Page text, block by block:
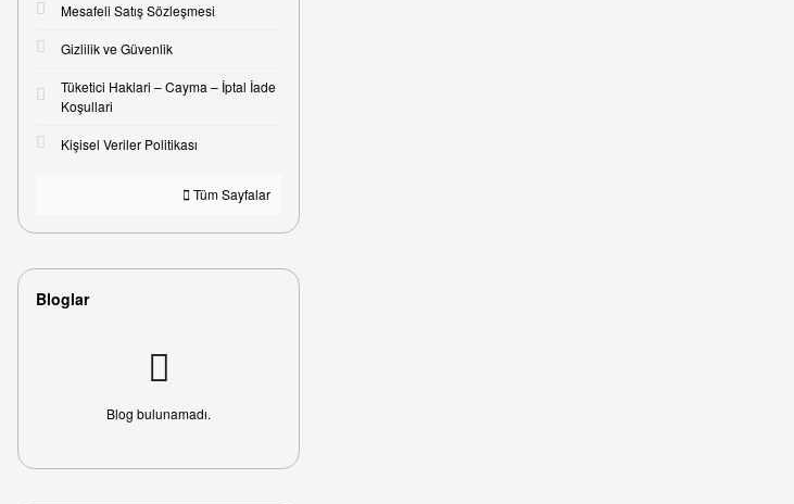
Mesafeli Satış Sözleşmesi
Gizlilik ve Güvenlik
Tüketici Haklari – Cayma – İptal İade
Koşullari
Kişisel Veriler Politikası
Tüm Sayfalar
Bloglar
Blog bulunamadı.